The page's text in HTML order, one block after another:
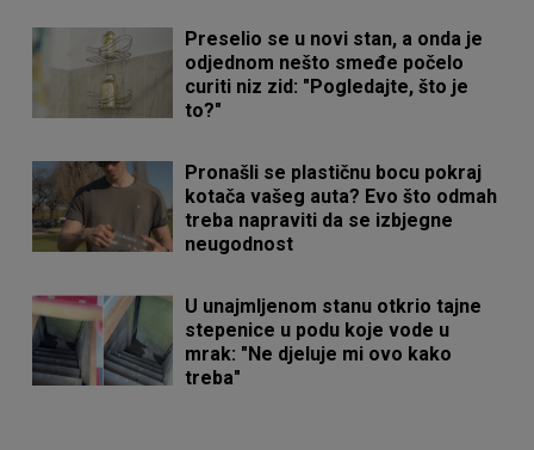
Preselio se u novi stan, a onda je
odjednom nešto smeđe počelo
curiti niz zid: "Pogledajte, što je
to?"
Pronašli se plastičnu bocu pokraj
kotača vašeg auta? Evo što odmah
treba napraviti da se izbjegne
neugodnost
U unajmljenom stanu otkrio tajne
stepenice u podu koje vode u
mrak: "Ne djeluje mi ovo kako
treba"